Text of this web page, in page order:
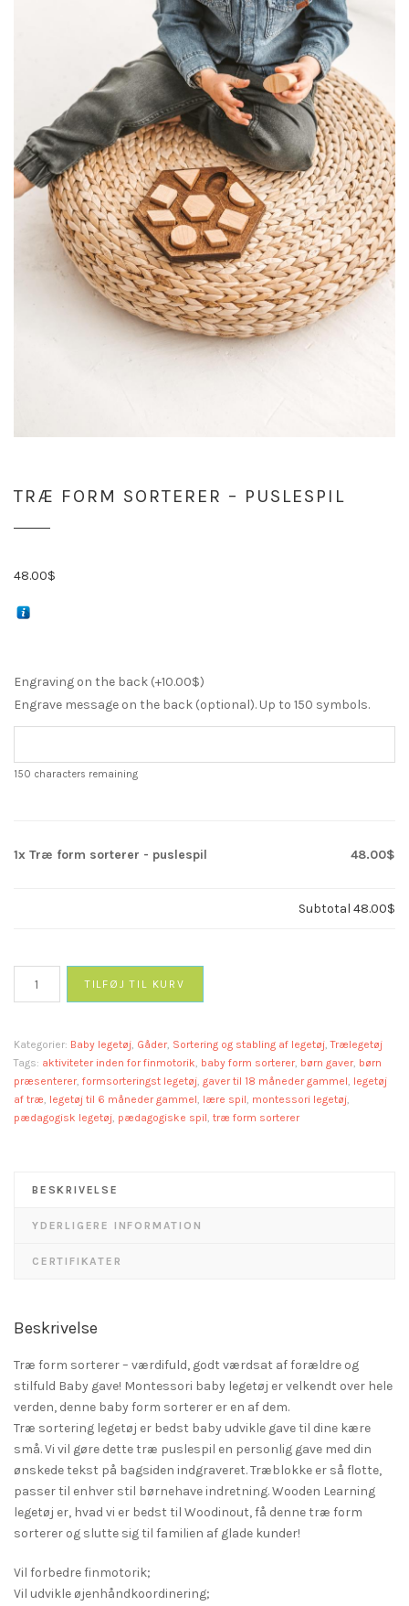
TRÆ FORM SORTERER – PUSLESPIL
48.00$
Engraving on the back (+10.00$)
Engrave message on the back (optional). Up to 150 symbols.
150 characters remaining
1x Træ form sorterer - puslespil 48.00$
Subtotal 48.00$
-
puslespil
antal
TILFØJ TIL KURV
Kategorier: Baby legetøj, Gåder, Sortering og stabling af legetøj,Trælegetøj
Tags: aktiviteter inden for finmotorik, baby form sorterer, børn gaver, børn
præsenterer, formsorteringst legetøj, gaver til 18 måneder gammel, legetøj
af træ, legetøj til 6 måneder gammel, lære spil, montessori legetøj,
pædagogisk legetøj, pædagogiske spil, træ form sorterer
BESKRIVELSE
YDERLIGERE INFORMATION
CERTIFIKATER
Beskrivelse
Træ form sorterer – værdifuld, godt værdsat af forældre og
stilfuld Baby gave! Montessori baby legetøj er velkendt over hele
verden, denne baby form sorterer er en af dem.
Træ sortering legetøj er bedst baby udvikle gave til dine kære
små. Vi vil gøre dette træ puslespil en personlig gave med din
ønskede tekst på bagsiden indgraveret. Træblokke er så flotte,
passer til enhver stil børnehave indretning. Wooden Learning
legetøj er, hvad vi er bedst til Woodinout, få denne træ form
sorterer og slutte sig til familien af glade kunder!
Vil forbedre finmotorik;
Vil udvikle øjenhåndkoordinering;